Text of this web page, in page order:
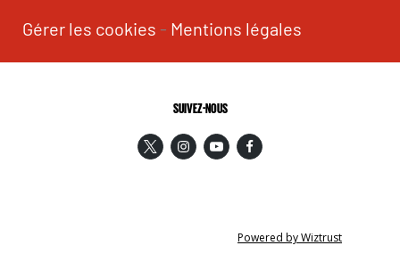
Gérer les cookies - Mentions légales
SUIVEZ-NOUS
Powered by Wiztrust